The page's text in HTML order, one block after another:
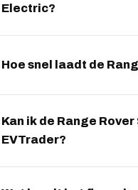
Electric?
Electric naar
Hoe snel laadt de
een vermogen tot 350
20 minuten van 10 naar
Kan ik de Range
EVTrader?